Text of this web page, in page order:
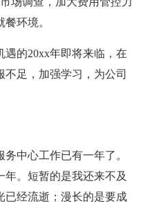
环境。
遇的20xx年即将来临，在
足，加强学习，为公司
中心工作已有一年了。
。短暂的是我还来不及
已经流逝；漫长的是要成